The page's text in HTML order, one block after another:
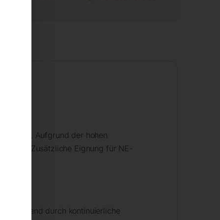
Aufgrund der hohen
Zusätzliche Eignung für NE-
durch kontinuierliche